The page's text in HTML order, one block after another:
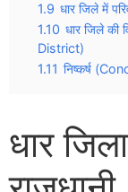
1.9 धार जिले में
1.10 धार जिले
District)
1.11 निष्कर्ष
धार